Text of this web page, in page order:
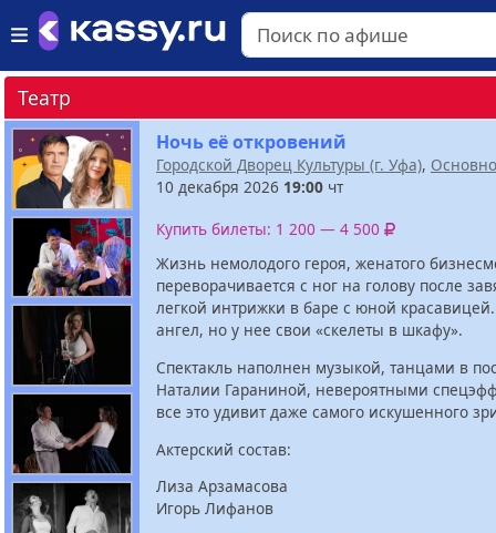
Театр
Ночь её откровений
Городской Дворец Культуры (г. Уфа),
10 декабря 2026 19:00 чт
Купить билеты: 1 200 — 4 500
Жизнь немолодого героя, женатого
переворачивается с ног на голову после
легкой интрижки в баре с юной
ангел, но у нее свои «скелеты в шкафу».
Спектакль наполнен музыкой, танцами в
Наталии Гараниной, невероятными
все это удивит даже самого искушенного
Актерский состав:
Лиза Арзамасова
Игорь Лифанов